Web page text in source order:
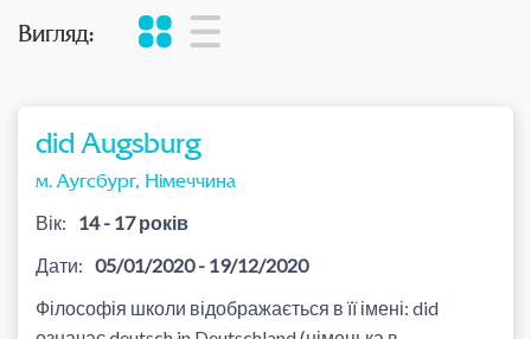
Вигляд:
did Augsburg
м. Аугсбург, Німеччина
Вік:
14 - 17 років
Дати: 05/01/2020 - 19/12/2020
Філософія школи відображається в її імені: did